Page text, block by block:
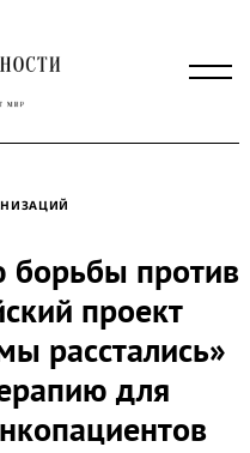
против
проект
расстались»
для